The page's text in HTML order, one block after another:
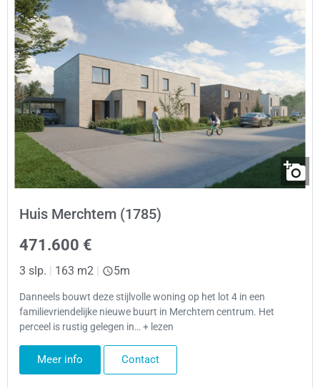
Huis Merchtem (1785)
471.600 €
3 slp. | 163 m2 | 5m
Danneels bouwt deze stijlvolle woning op het lot 4 in een
familievriendelijke nieuwe buurt in Merchtem centrum. Het
perceel is rustig gelegen in… + lezen
Meer info Contact